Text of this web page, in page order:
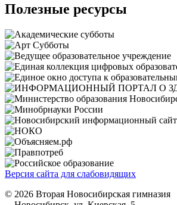
Полезные ресурсы
Версия сайта для слабовидящих
© 2026 Вторая Новосибирская гимназия